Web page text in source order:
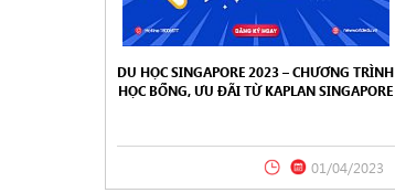
DU HỌC SINGAPORE 2023 – CHƯƠNG TRÌNH
HỌC BỔNG, ƯU ĐÃI TỪ KAPLAN SINGAPORE
01/04/2023